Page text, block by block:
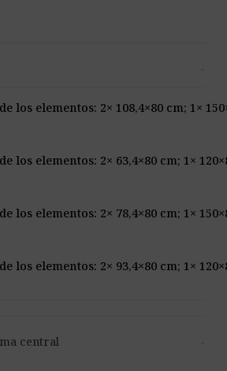
los elementos: 2× 108,4×80 cm; 1×
los elementos: 2× 63,4×80 cm; 1×
los elementos: 2× 78,4×80 cm; 1×
los elementos: 2× 93,4×80 cm; 1×
central